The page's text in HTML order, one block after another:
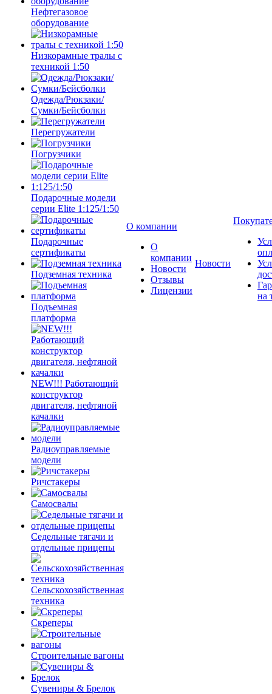
Нефтегазовое
оборудование
Низкорамные тралы с
техникой 1:50
Одежда/Рюкзаки/
Сумки/Бейсболки
Перегружатели
Погрузчики
Подарочные модели
серии Elite 1:125/1:50
Подарочные
сертификаты
Подземная техника
Подъемная
платформа
NEW!!! Работающий
конструктор
двигателя, нефтяной
качалки
Радиоуправляемые
модели
Ричстакеры
Самосвалы
Седельные тягачи и
отдельные прицепы
Сельскохозяйственная
техника
Скреперы
Строительные вагоны
Сувениры & Брелок
О компании
О
компании
Новости
Отзывы
Лицензии
Новости
на